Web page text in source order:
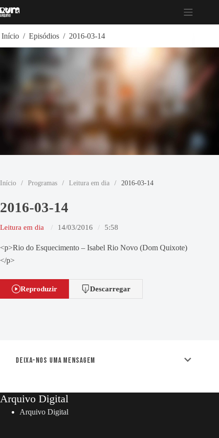
para
Início / Episódios / 2016-03-14
Início / Programas / Leitura em dia / 2016-03-14
2016-03-14
Leitura em dia 14/03/2016 5:58
<p>Rio do Esquecimento – Isabel Rio Novo (Dom Quixote)
</p>
Reproduzir Descarregar
Deixa-nos uma mensagem
Arquivo Digital
Arquivo Digital